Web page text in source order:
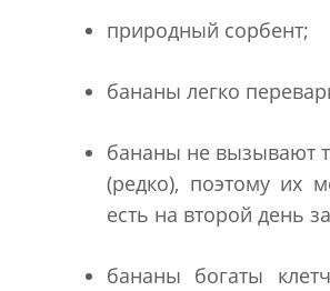
природный сорбент;
бананы легко
бананы не вызывают
(редко), поэтому их
есть на второй день
бананы богаты